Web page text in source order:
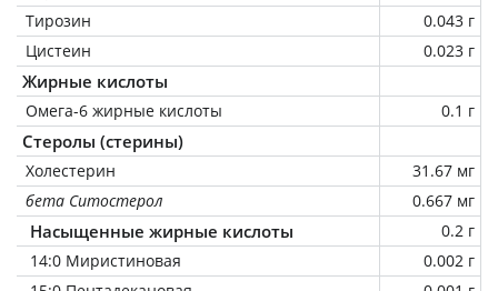
Тирозин
0.043 г
Цистеин
0.023 г
Жирные кислоты
Омега-6 жирные кислоты 0.1 г
Стеролы (стерины)
Холестерин
31.67 мг
бета Ситостерол
0.667 мг
Насыщенные жирные кислоты
0.2 г
14:0 Миристиновая
0.002 г